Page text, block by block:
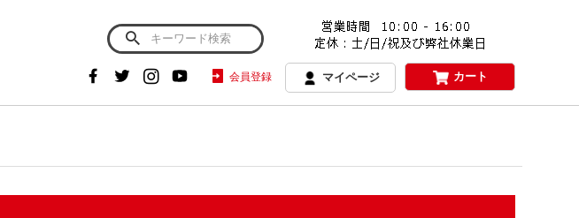
会員登録 マイページ カート